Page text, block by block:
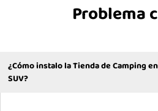
Problema
¿Cómo instalo la Tienda de Camping
SUV?